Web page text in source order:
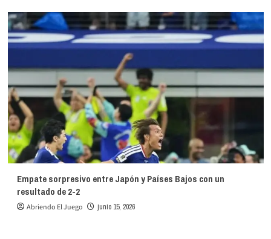
Empate sorpresivo entre Japón y Países Bajos con un
resultado de 2-2
Abriendo El Juego junio 15, 2026